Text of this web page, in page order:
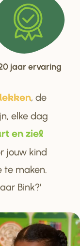
jaar ervaring
, de
elke dag
rt en ziel
jouw kind
te maken.
Bink?'